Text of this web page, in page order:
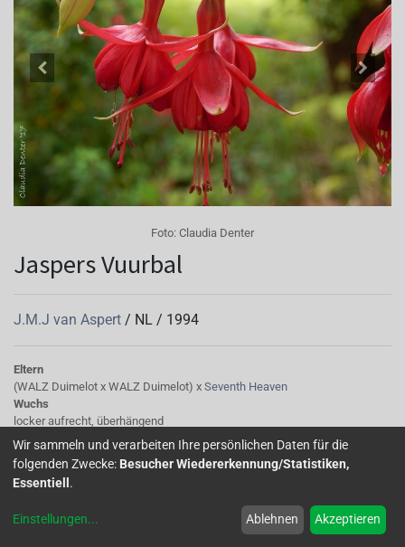
Foto: Claudia Denter
Jaspers Vuurbal
J.M.J van Aspert / NL / 1994
Eltern
(WALZ Duimelot x WALZ Duimelot) x Seventh Heaven
Wuchs
locker aufrecht, überhängend
Diese Fuchsie erscheint zunächst in hellen Farbtönen und
ändert sich in ein schönes Rot in allen Blütenteilen. Wobei
die Flammung von Pink,Orange und Rot in der Korolle
erhalten bleibt. Der Wuchs ist etwas verhalten und die
Wir sammeln und verarbeiten Ihre persönlichen Daten für die
folgenden Zwecke: Besucher Wiedererkennung/Statistiken,
Essentiell .
Einstellungen... Ablehnen Akzeptieren